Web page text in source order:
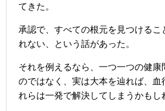
てきた。
承認で、すべての根元を見つけるこ
れない、という話があった。
それを例えるなら、一つ一つの健康
のではなく、実は大本を辿れば、血
れらは一発で解決してしまうかもし